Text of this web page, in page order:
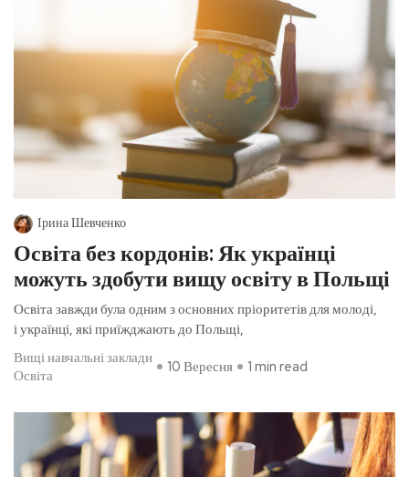
Ірина Шевченко
Освіта без кордонів: Як українці
можуть здобути вищу освіту в Польщі
Освіта завжди була одним з основних пріоритетів для молоді,
і українці, які приїжджають до Польщі,
Вищі навчальні заклади
Освіта
10 Вересня 1 min read